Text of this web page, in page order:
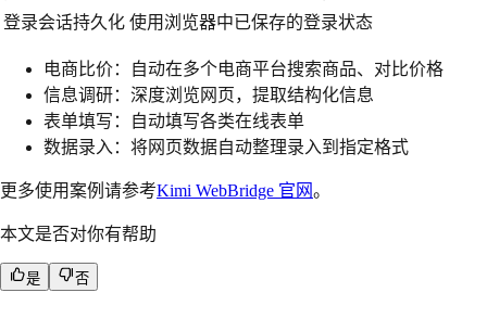
登录会话持久化 使用浏览器中已保存的登录状态
电商比价：自动在多个电商平台搜索商品、对比价格
信息调研：深度浏览网页，提取结构化信息
表单填写：自动填写各类在线表单
数据录入：将网页数据自动整理录入到指定格式
更多使用案例请参考Kimi WebBridge 官网。
本文是否对你有帮助
是 否